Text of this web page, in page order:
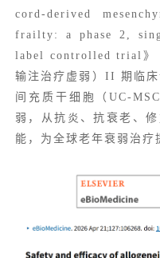
cord-derived
frailty: a phase 2,
label controlled trial》
输注治疗虚弱）II 期临
间充质干细胞（UC-
弱，从抗炎、抗衰老、
能，为全球老年衰弱治疗